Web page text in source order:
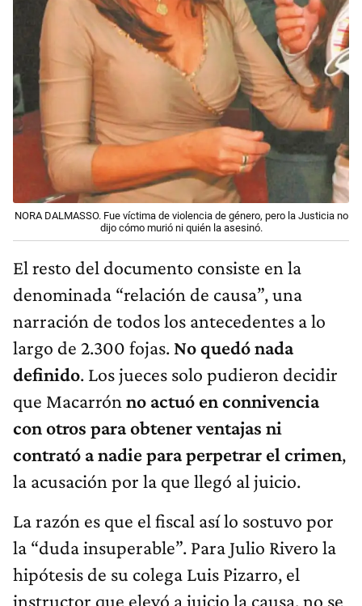
NORA DALMASSO. Fue víctima de violencia de género, pero la Justicia no
dijo cómo murió ni quién la asesinó.
El resto del documento consiste en la
denominada “relación de causa”, una
narración de todos los antecedentes a lo
largo de 2.300 fojas. No quedó nada
definido. Los jueces solo pudieron decidir
que Macarrón no actuó en connivencia
con otros para obtener ventajas ni
contrató a nadie para perpetrar el crimen,
la acusación por la que llegó al juicio.
La razón es que el fiscal así lo sostuvo por
la “duda insuperable”. Para Julio Rivero la
hipótesis de su colega Luis Pizarro, el
instructor que elevó a juicio la causa, no se